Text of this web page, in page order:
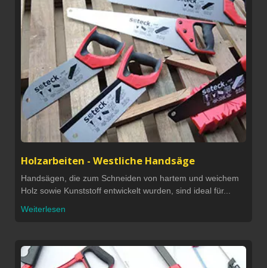
Holzarbeiten - Westliche Handsäge
Handsägen, die zum Schneiden von hartem und weichem
Holz sowie Kunststoff entwickelt wurden, sind ideal für...
Weiterlesen